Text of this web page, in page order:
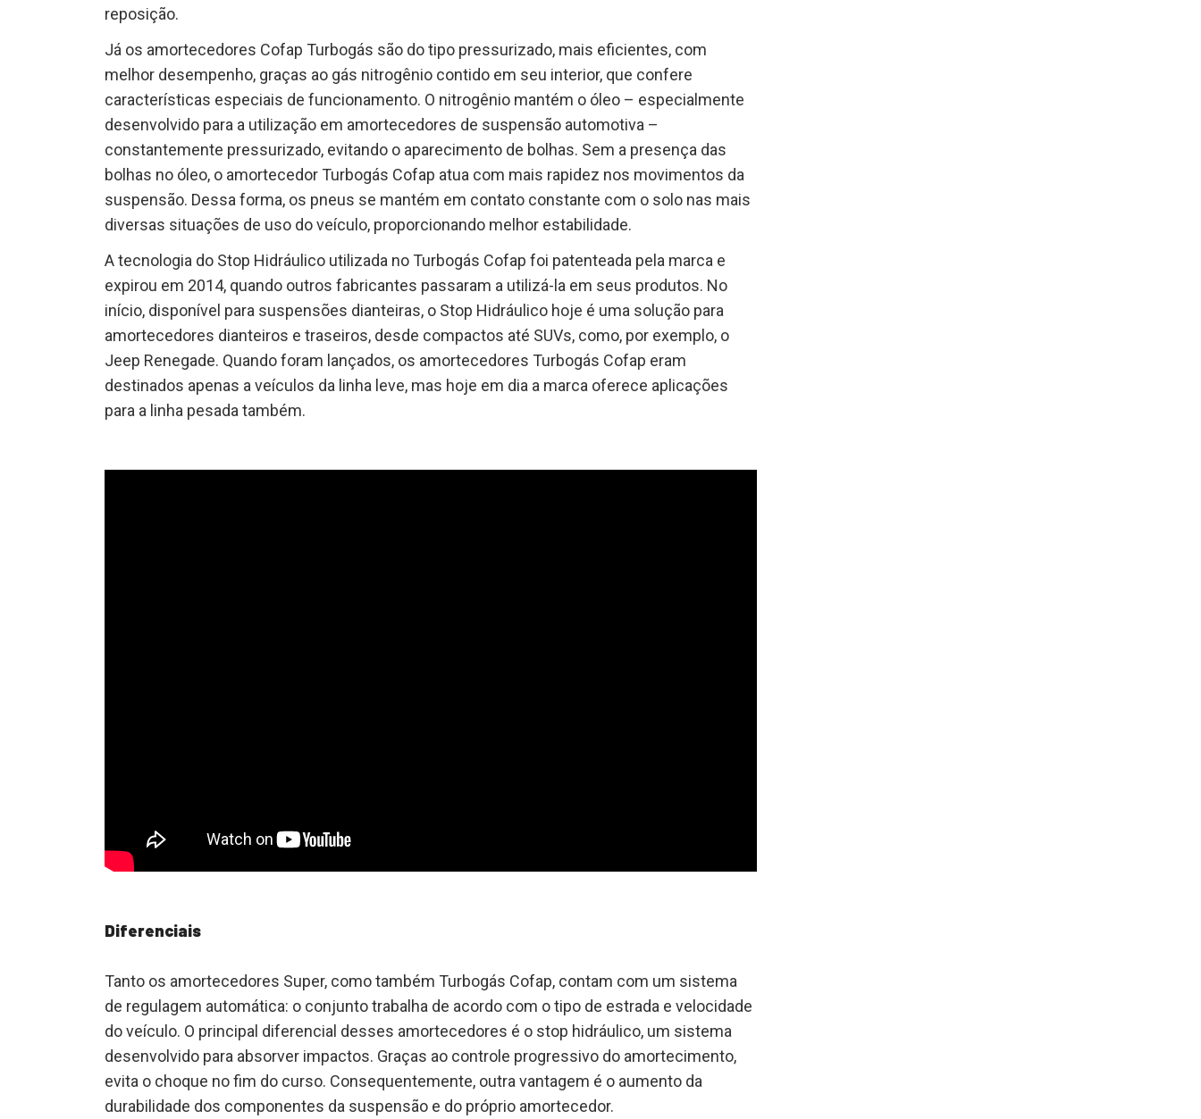
reposição.
Já os amortecedores Cofap Turbogás são do tipo pressurizado, mais eficientes, com
melhor desempenho, graças ao gás nitrogênio contido em seu interior, que confere
características especiais de funcionamento. O nitrogênio mantém o óleo – especialmente
desenvolvido para a utilização em amortecedores de suspensão automotiva –
constantemente pressurizado, evitando o aparecimento de bolhas. Sem a presença das
bolhas no óleo, o amortecedor Turbogás Cofap atua com mais rapidez nos movimentos da
suspensão. Dessa forma, os pneus se mantém em contato constante com o solo nas mais
diversas situações de uso do veículo, proporcionando melhor estabilidade.
A tecnologia do Stop Hidráulico utilizada no Turbogás Cofap foi patenteada pela marca e
expirou em 2014, quando outros fabricantes passaram a utilizá-la em seus produtos. No
início, disponível para suspensões dianteiras, o Stop Hidráulico hoje é uma solução para
amortecedores dianteiros e traseiros, desde compactos até SUVs, como, por exemplo, o
Jeep Renegade. Quando foram lançados, os amortecedores Turbogás Cofap eram
destinados apenas a veículos da linha leve, mas hoje em dia a marca oferece aplicações
para a linha pesada também.
Diferenciais
Tanto os amortecedores Super, como também Turbogás Cofap, contam com um sistema
de regulagem automática: o conjunto trabalha de acordo com o tipo de estrada e velocidade
do veículo. O principal diferencial desses amortecedores é o stop hidráulico, um sistema
desenvolvido para absorver impactos. Graças ao controle progressivo do amortecimento,
evita o choque no fim do curso. Consequentemente, outra vantagem é o aumento da
durabilidade dos componentes da suspensão e do próprio amortecedor.